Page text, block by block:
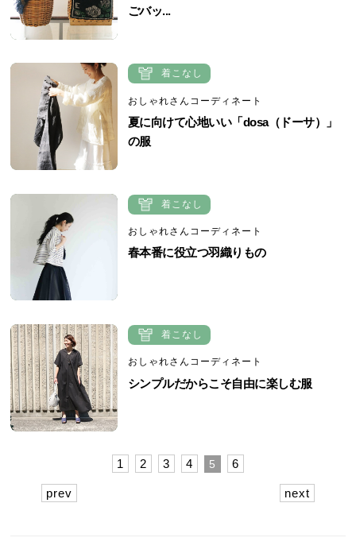
ごバッ...
着こなし
おしゃれさんコーディネート
夏に向けて心地いい「dosa（ドーサ）」
の服
着こなし
おしゃれさんコーディネート
春本番に役立つ羽織りもの
着こなし
おしゃれさんコーディネート
シンプルだからこそ自由に楽しむ服
prev
1 2 3 4 5 6
next